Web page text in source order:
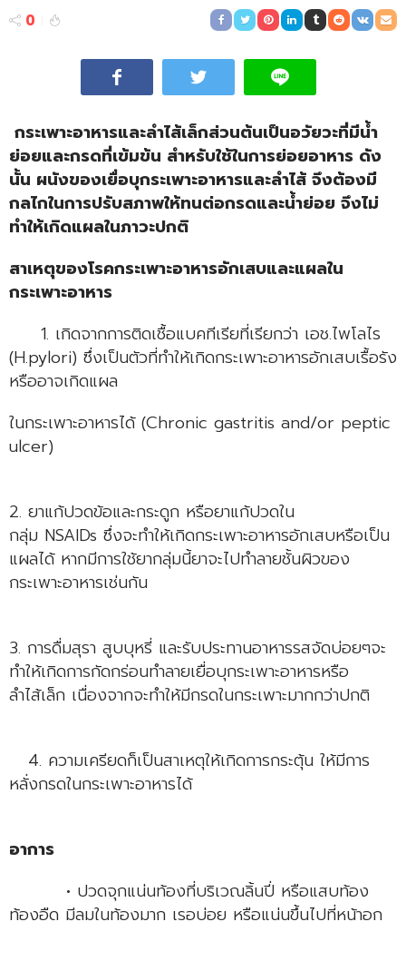
0
กระเพาะอาหารและลำไส้เล็กส่วนต้นเป็นอวัยวะที่มีน้ำ
ย่อยและกรดที่เข้มข้น สำหรับใช้ในการย่อยอาหาร ดัง
นั้น ผนังของเยื่อบุกระเพาะอาหารและลำไส้ จึงต้องมี
กลไกในการปรับสภาพให้ทนต่อกรดและน้ำย่อย จึงไม่
ทำให้เกิดแผลในภาวะปกติ
สาเหตุของโรคกระเพาะอาหารอักเสบและแผลใน
กระเพาะอาหาร
1. เกิดจากการติดเชื้อแบคทีเรียที่เรียกว่า เอช.ไพโลไร
(H.pylori) ซึ่งเป็นตัวที่ทำให้เกิดกระเพาะอาหารอักเสบเรื้อรัง
หรืออาจเกิดแผล
ในกระเพาะอาหารได้ (Chronic gastritis and/or peptic
ulcer)
2. ยาแก้ปวดข้อและกระดูก หรือยาแก้ปวดใน
กลุ่ม NSAIDs ซึ่งจะทำให้เกิดกระเพาะอาหารอักเสบหรือเป็น
แผลได้ หากมีการใช้ยากลุ่มนี้ยาจะไปทำลายชั้นผิวของ
กระเพาะอาหารเช่นกัน
3. การดื่มสุรา สูบบุหรี่ และรับประทานอาหารรสจัดบ่อยๆจะ
ทำให้เกิดการกัดกร่อนทำลายเยื่อบุกระเพาะอาหารหรือ
ลำไส้เล็ก เนื่องจากจะทำให้มีกรดในกระเพาะมากกว่าปกติ
4. ความเครียดก็เป็นสาเหตุให้เกิดการกระตุ้น ให้มีการ
หลั่งกรดในกระเพาะอาหารได้
อาการ
• ปวดจุกแน่นท้องที่บริเวณลิ้นปี่ หรือแสบท้อง
ท้องอืด มีลมในท้องมาก เรอบ่อย หรือแน่นขึ้นไปที่หน้าอก